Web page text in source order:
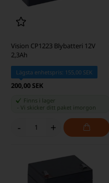
Vision CP1223 Blybatteri 12V
2,3Ah
Lägsta enhetspris: 155,00 SEK
200,00 SEK
Finns i lager
-Vi skicker ditt paket imorgon
- +